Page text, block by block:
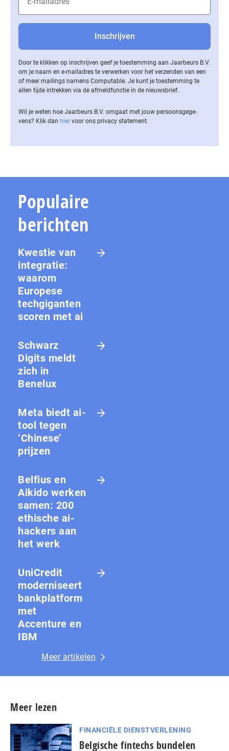
Door te klikken op inschrijven geef je toestemming aan Jaarbeurs B.V.
om je naam en e-mailadres te verwerken voor het verzenden van een
of meer mailings namens Computable. Je kunt je toestemming te
allen tijde intrekken via de af­meld­func­tie in de nieuwsbrief.
Wil je weten hoe Jaarbeurs B.V. omgaat met jouw per­soons­ge­ge­
vens? Klik dan hier voor ons privacy statement.
Populaire
berichten
Kwestie van
integratie:
waarom
Europese
techgiganten
scoren met ai
Schwarz
Digits meldt
zich in
Benelux
Meta biedt ai-
tool tegen
‘Chinese’
prijzen
Belfius en
Aikido werken
samen: 200
ethische ai-
hackers aan
het werk
UniCredit
moderniseert
bankplatform
met
Accenture en
IBM
Meer artikelen
Meer lezen
FINANCIËLE DIENSTVERLENING
Belgische fintechs bundelen